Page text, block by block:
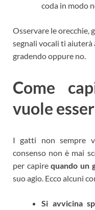
coda in modo
Osservare le orecchie,
segnali vocali ti aiuterà
gradendo oppure no.
Come
vuole
I gatti non sempre
consenso non è mai
per capirequando un
suo agio. Ecco alcuni
Si avvicina